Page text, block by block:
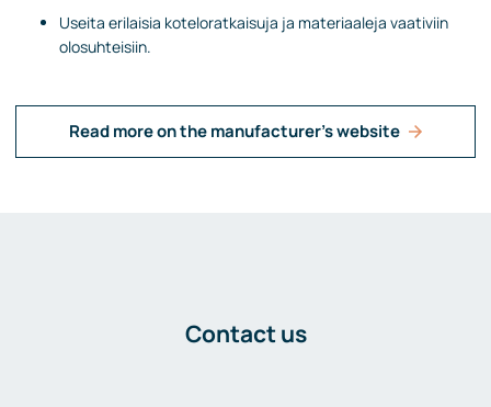
Useita erilaisia koteloratkaisuja ja materiaaleja vaativiin
olosuhteisiin.
Read more on the manufacturer's website
Contact us